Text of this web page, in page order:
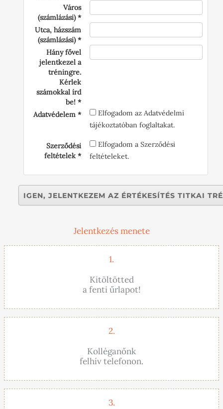
Város
(számlázási)
Utca, házszám
(számlázási)
Hány fővel
jelentkezel a
tréningre.
Kérlek
számokkal írd
be!
Adatvédelem
Elfogadom az Adatvédelmi
tájékoztatóban foglaltakat.
Szerződési
feltételek
Elfogadom a Szerződési
feltételeket.
Jelentkezés menete
1.
Kitöltötted
a fenti űrlapot!
2.
Kolléganőnk
felhív telefonon.
3.